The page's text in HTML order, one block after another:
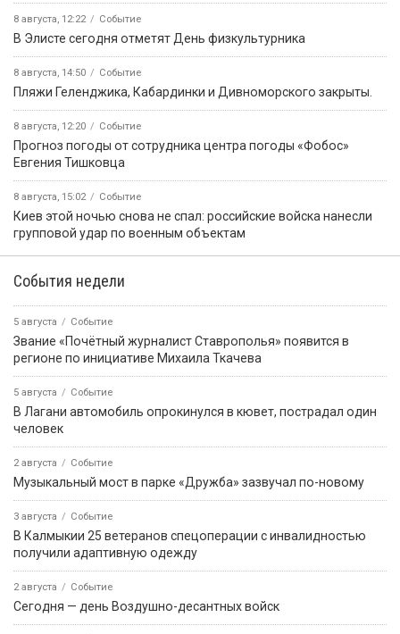
8 августа, 12:22 Событие
В Элисте сегодня отметят День физкультурника
8 августа, 14:50 Событие
️Пляжи Геленджика, Кабардинки и Дивноморского закрыты.
8 августа, 12:20 Событие
Прогноз погоды от сотрудника центра погоды «Фобос»
Евгения Тишковца
8 августа, 15:02 Событие
Киев этой ночью снова не спал: российские войска нанесли
групповой удар по военным объектам
События недели
5 августа Событие
Звание «Почётный журналист Ставрополья» появится в
регионе по инициативе Михаила Ткачева
5 августа Событие
В Лагани автомобиль опрокинулся в кювет, пострадал один
человек
2 августа Событие
Музыкальный мост в парке «Дружба» зазвучал по-новому
3 августа Событие
В Калмыкии 25 ветеранов спецоперации с инвалидностью
получили адаптивную одежду
2 августа Событие
Сегодня — день Воздушно-десантных войск